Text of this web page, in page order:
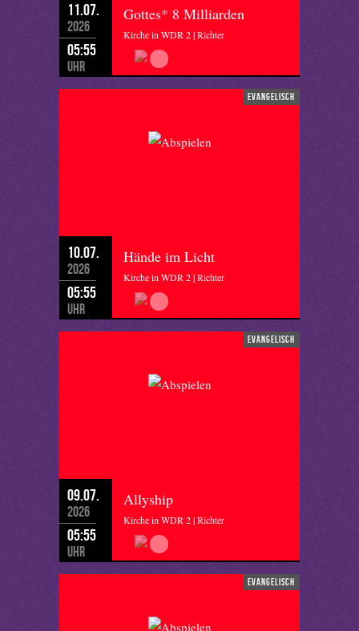
11.07.
2026
05:55
Uhr
Gottes* 8 Milliarden
Kirche in WDR 2 | Richter
evangelisch
10.07.
2026
05:55
Uhr
Hände im Licht
Kirche in WDR 2 | Richter
evangelisch
09.07.
2026
05:55
Uhr
Allyship
Kirche in WDR 2 | Richter
evangelisch